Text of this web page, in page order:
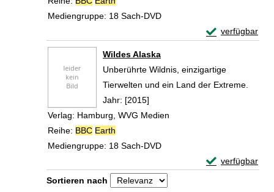
Mediengruppe: 18 Sach-DVD
verfügbar
Exemplar-
Wildes Alaska
Unberührte Wildnis, einzigartige
Tierwelten und ein Land der Extreme.
Suche nach diesem Verfasser
Jahr: [2015]
Verlag: Hamburg, WVG Medien
Reihe: BBC Earth
Mediengruppe: 18 Sach-DVD
verfügbar
Exemplar-
Zu den Suchfiltern springen
Sortieren nach